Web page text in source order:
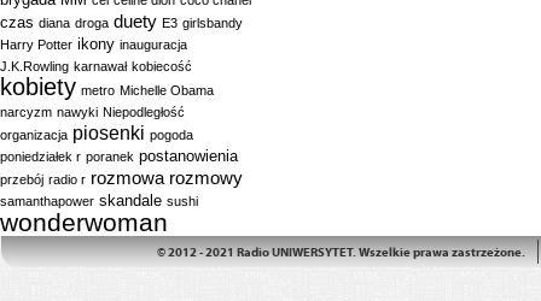
czas diana droga duety E3 girlsbandy
Harry Potter ikony inauguracja
J.K.Rowling karnawał kobiecość
kobiety metro Michelle Obama
narcyzm nawyki Niepodległość
organizacja piosenki pogoda
poniedziałek r poranek postanowienia
przebój radio r rozmowa rozmowy
samanthapower skandale sushi
wonderwoman
© 2012 - 2021 Radio UNIWERSYTET. Wszelkie prawa zastrzeżone.